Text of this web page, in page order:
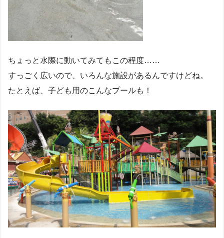
ちょっと水際に動いてみてもこの程度……
すっごく広いので、いろんな施設があるんですけどね。
たとえば、子ども用のこんなプールも！